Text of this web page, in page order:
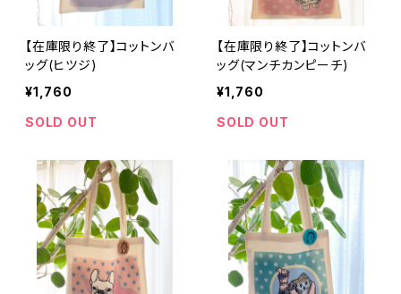
【在庫限り終了】コットンバ
ッグ(ヒツジ)
¥1,760
SOLD OUT
【在庫限り終了】コットンバ
ッグ(マンチカンピーチ)
¥1,760
SOLD OUT